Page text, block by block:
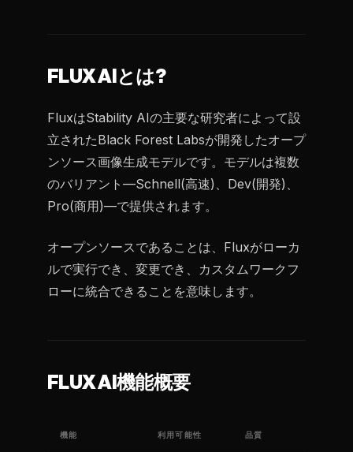
FLUX AIとは?
FluxはStability AIの主要な研究者によって設
立されたBlack Forest Labsが開発したオープ
ンソース画像生成モデルです。モデルは複数
のバリアント—Schnell(高速)、Dev(開発)、
Pro(商用)—で提供されます。
オープンソースであることは、Fluxがローカ
ルで実行でき、変更でき、カスタムワークフ
ローに統合できることを意味します。
FLUX AI機能概要
機能 利用可能性 品質